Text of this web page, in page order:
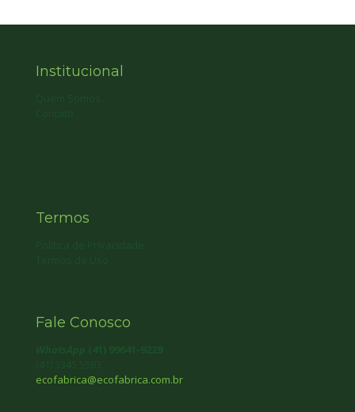
Institucional
Termos
Fale Conosco
ecofabrica@ecofabrica.com.br